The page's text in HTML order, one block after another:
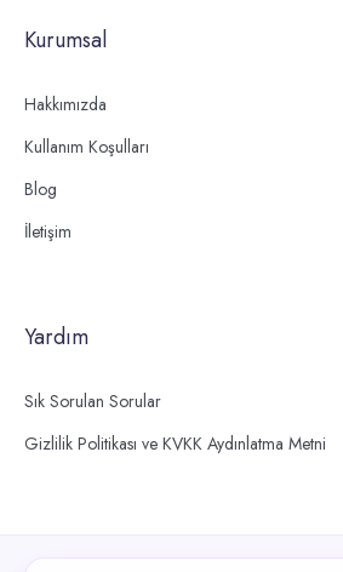
Kurumsal
Hakkımızda
Kullanım Koşulları
Blog
İletişim
Yardım
Sık Sorulan Sorular
Gizlilik Politikası ve KVKK Aydınlatma Metni